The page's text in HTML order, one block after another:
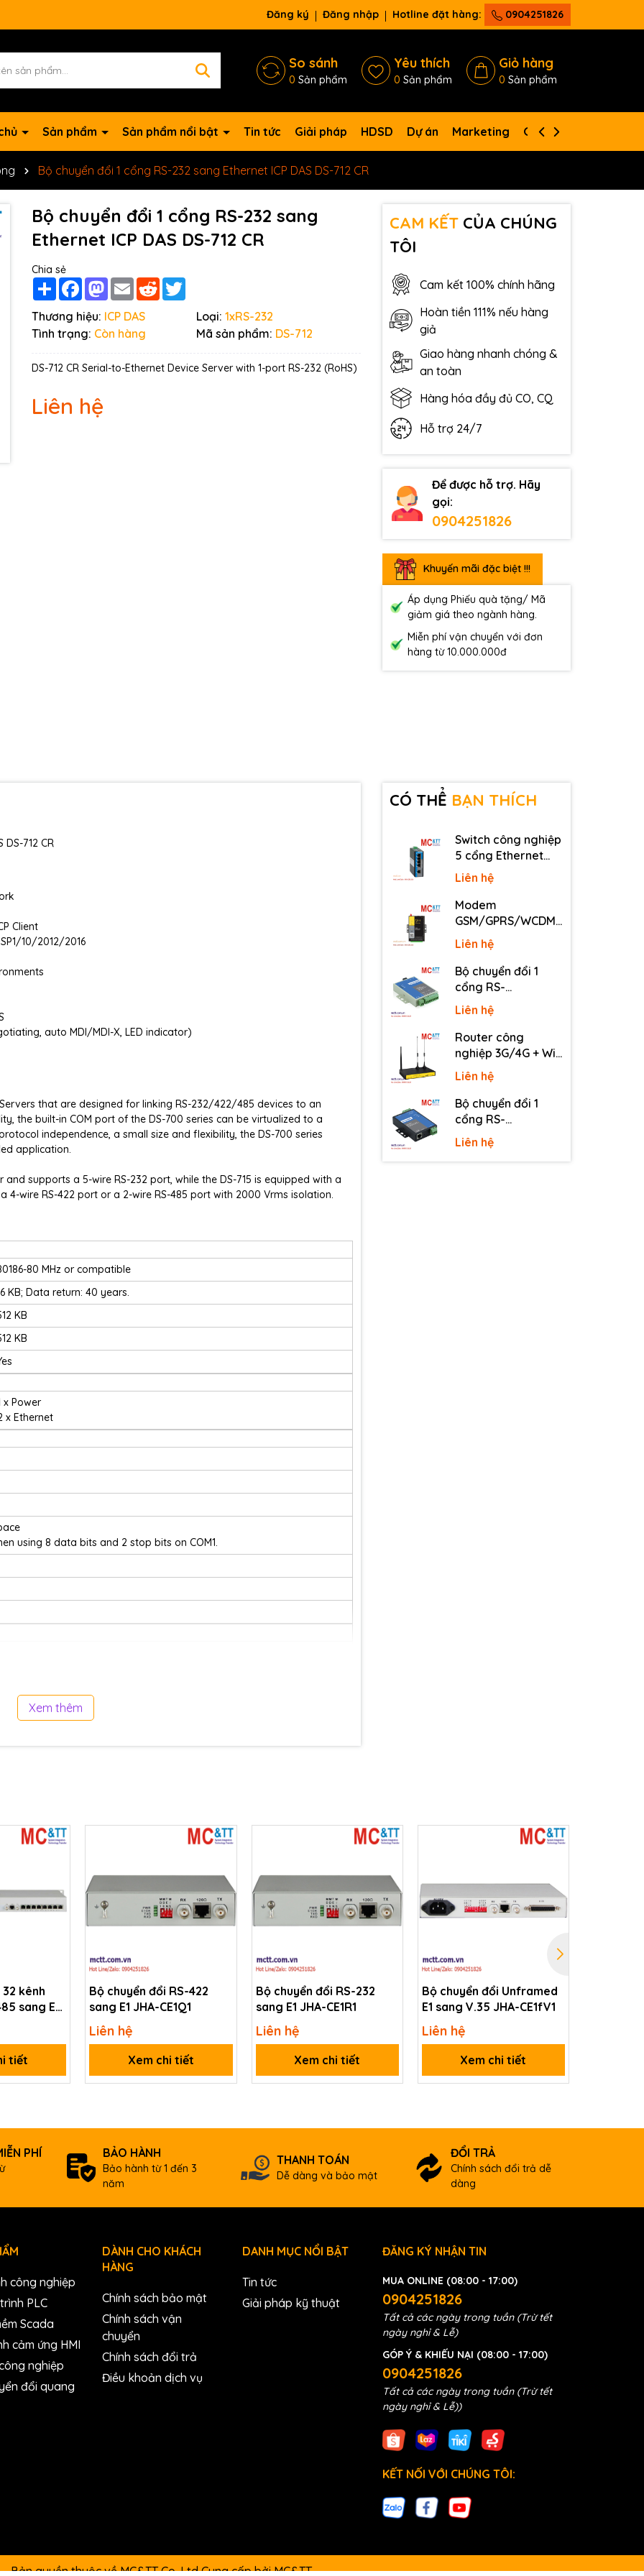
Đăng ký Đăng nhập Hotline đặt hàng: 0904251826
So sánh
0 Sản phẩm
Yêu thích
0 Sản phẩm
Giỏ hàng
0 Sản phẩm
Sản phẩm Sản phẩm nổi bật Tin tức Giải pháp HDSD Dự án Marketing Giới thiệu
Bộ chuyển đổi 1 cổng RS-232 sang Ethernet ICP DAS DS-712 CR
Bộ chuyển đổi 1 cổng RS-232 sang
Ethernet ICP DAS DS-712 CR
Chia sẻ
Share FacebookMastodon
Email Reddit
Thương hiệu: ICP DAS Loại: 1xRS-232
Tình trạng: Còn hàng Mã sản phẩm: DS-712
DS-712 CR Serial-to-Ethernet Device Server with 1-port RS-232 (RoHS)
Liên hệ
CAM KẾTCỦA CHÚNG
TÔI
Cam kết 100% chính hãng
Hoàn tiền 111% nếu hàng
giả
Giao hàng nhanh chóng &
an toàn
Hàng hóa đầy đủ CO, CQ
Hỗ trợ 24/7
Để được hỗ trợ. Hãy
gọi:
0904251826
Khuyến mãi đặc biệt !!!
Áp dụng Phiếu quà tặng/ Mã
giảm giá theo ngành hàng.
Miễn phí vận chuyển với đơn
hàng từ 10.000.000đ
Mã giảm giá:
Ngày hết hạn:
712 CR
Client
10/2012/2016
auto MDI/MDI-X, LED indicator)
that are designed for linking RS-232/422/485 devices to an
the built-in COM port of the DS-700 series can be virtualized to a
independence, a small size and flexibility, the DS-700 series
application.
supports a 5-wire RS-232 port, while the DS-715 is equipped with a
wire RS-422 port or a 2-wire RS-485 port with 2000 Vrms isolation.
80 MHz or compatible
KB; Data return: 40 years.
KB
KB
x Power
x Ethernet
using 8 data bits and 2 stop bits on COM1.
Yes
2.0 W
118 mm x 35 mm (W x H x D)
or Wall mounting
-40 ~ +80 °C
5 ~ 90% RH, non-condensing
Server with 1-port RS-232 (RoHS)
Xem thêm
CÓ THỂ BẠN THÍCH
Switch công nghiệp
5 cổng Ethernet
3Onedata IES2105-
5T-P48
Liên hệ
Modem
GSM/GPRS/WCDMA
(3G)/LTE (4G) IP
Four-Faith F2816 V4
Liên hệ
Bộ chuyển đổi 1
cổng RS-
232/485/422 sang
quang 3onedata
MODEL277-S-SC-
20KM (Dual fiber,
20KM)
Liên hệ
Router công
nghiệp 3G/4G + Wi-
Fi + APN/VPN Four-
Faith F3436
Liên hệ
Bộ chuyển đổi 1
cổng RS-
232/485/422 sang
Ethernet 3onedata
NP301
Liên hệ
kênh
sang E1
Q31
tiết
Bộ chuyển đổi RS-422
sang E1 JHA-CE1Q1
Liên hệ
Xem chi tiết
Bộ chuyển đổi RS-232
sang E1 JHA-CE1R1
Liên hệ
Xem chi tiết
Bộ chuyển đổi Unframed
E1 sang V.35 JHA-CE1fV1
Liên hệ
Xem chi tiết
PHÍ BẢO HÀNH
Bảo hành từ 1 đến 3
năm
THANH TOÁN
Dễ dàng và bảo mật
ĐỔI TRẢ
Chính sách đổi trả dễ
dàng
công nghiệp
PLC
Scada
cảm ứng HMI
nghiệp
đổi quang
DÀNH CHO KHÁCH
HÀNG
Chính sách bảo mật
Chính sách vận
chuyển
Chính sách đổi trả
Điều khoản dịch vụ
DANH MỤC NỔI BẬT
Tin tức
Giải pháp kỹ thuật
ĐĂNG KÝ NHẬN TIN
MUA ONLINE (08:00 - 17:00)
0904251826
Tất cả các ngày trong tuần (Trừ tết
ngày nghỉ & Lễ)
GÓP Ý & KHIẾU NẠI (08:00 - 17:00)
0904251826
Tất cả các ngày trong tuần (Trừ tết
ngày nghỉ & Lễ))
KẾT NỐI VỚI CHÚNG TÔI:
Bản quyền thuộc về MC&TT Co.,Ltd Cung cấp bởiMC&TT